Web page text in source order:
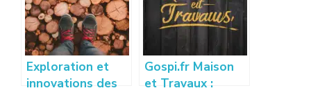
Exploration et
innovations des
Gospi.fr Maison
et Travaux :